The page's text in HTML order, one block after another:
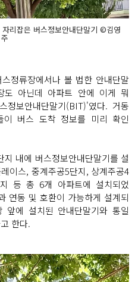
리잡은 버스정보안내단말기 ©김영
주
정류장에서나 볼 법한 안내단말
도 아닌데 아파트 안에 이게 뭐
보안내단말기(BIT)'였다. 거동
이 버스 도착 정보를 미리 확인
내에 버스정보안내단말기를 설
이스, 중계주공5단지, 상계주공4
등 총 6개 아파트에 설치되었
연동 및 호환이 가능하게 설계되
앞에 설치된 안내단말기와 통일
한다.